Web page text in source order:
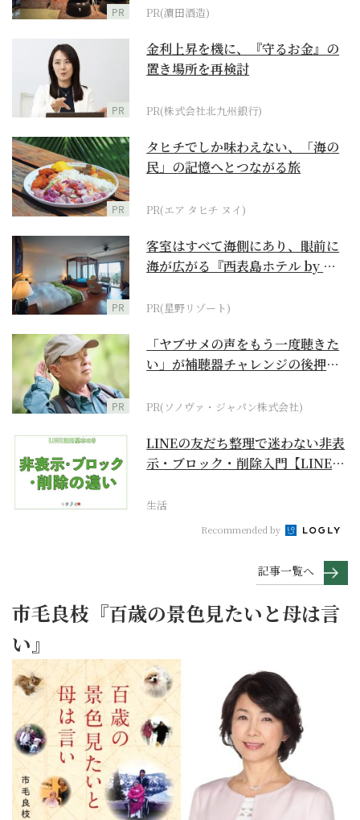
PR PR(濵田酒造)
PR
金利上昇を機に、『守るお金』の
置き場所を再検討
PR(株式会社北九州銀行)
PR
タヒチでしか味わえない、「海の
民」の記憶へとつながる旅
PR(エア タヒチ ヌイ)
PR
客室はすべて海側にあり、眼前に
海が広がる『西表島ホテル by 星
PR(星野リゾート)
PR
「ヤブサメの声をもう一度聴きた
い」が補聴器チャレンジの後押し
PR(ソノヴァ・ジャパン株式会社)
LINEの友だち整理で迷わない非表
示・ブロック・削除入門【LINE活
生活
Recommended by
記事一覧へ
市毛良枝『百歳の景色見たいと母は言
い』